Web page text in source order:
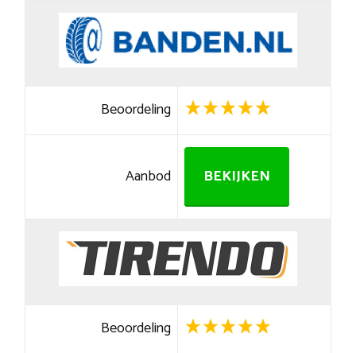
Beoordeling
Aanbod BEKIJKEN
Beoordeling